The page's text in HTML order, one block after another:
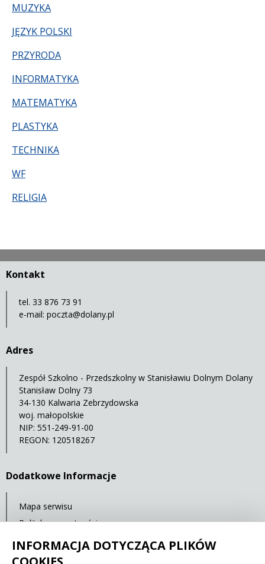
MUZYKA
JĘZYK POLSKI
PRZYRODA
INFORMATYKA
MATEMATYKA
PLASTYKA
TECHNIKA
WF
RELIGIA
Kontakt
tel. 33 876 73 91
e-mail: poczta@dolany.pl
Adres
Zespół Szkolno - Przedszkolny w Stanisławiu Dolnym Dolany
Stanisław Dolny 73
34-130 Kalwaria Zebrzydowska
woj. małopolskie
NIP: 551-249-91-00
REGON: 120518267
Dodatkowe Informacje
Mapa serwisu
Polityka prywatności
Deklaracja dostępności
INFORMACJA DOTYCZĄCA PLIKÓW